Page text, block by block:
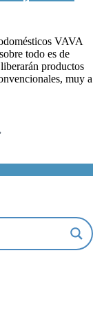
VAVA
todo es de
productos
muy a